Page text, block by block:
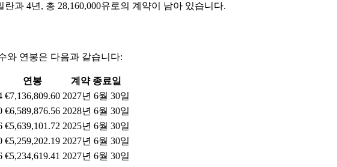
과 4년, 총 28,160,000유로의 계약이 남아 있습니다.
와 연봉은 다음과 같습니다:
연봉
계약 종료일
€7,136,809.60 2027년 6월 30일
€6,589,876.56 2028년 6월 30일
€5,639,101.72 2025년 6월 30일
€5,259,202.19 2027년 6월 30일
€5,234,619.41 2027년 6월 30일